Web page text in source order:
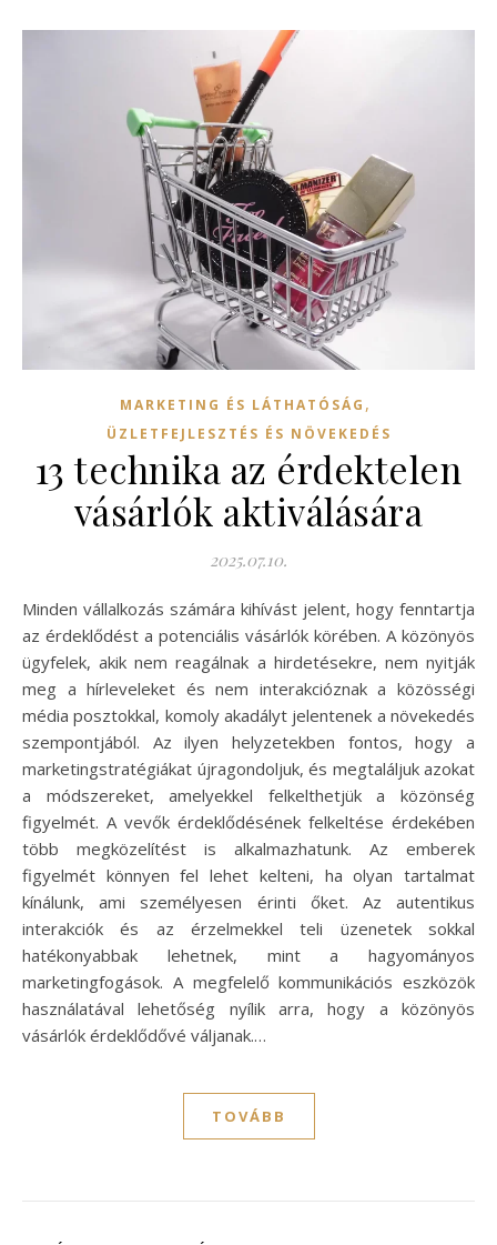
MARKETING ÉS LÁTHATÓSÁG ,
ÜZLETFEJLESZTÉS ÉS NÖVEKEDÉS
13 technika az érdektelen
vásárlók aktiválására
2025.07.10.
Minden vállalkozás számára kihívást jelent, hogy fenntartja
az érdeklődést a potenciális vásárlók körében. A közönyös
ügyfelek, akik nem reagálnak a hirdetésekre, nem nyitják
meg a hírleveleket és nem interakcióznak a közösségi
média posztokkal, komoly akadályt jelentenek a növekedés
szempontjából. Az ilyen helyzetekben fontos, hogy a
marketingstratégiákat újragondoljuk, és megtaláljuk azokat
a módszereket, amelyekkel felkelthetjük a közönség
figyelmét. A vevők érdeklődésének felkeltése érdekében
több megközelítést is alkalmazhatunk. Az emberek
figyelmét könnyen fel lehet kelteni, ha olyan tartalmat
kínálunk, ami személyesen érinti őket. Az autentikus
interakciók és az érzelmekkel teli üzenetek sokkal
hatékonyabbak lehetnek, mint a hagyományos
marketingfogások. A megfelelő kommunikációs eszközök
használatával lehetőség nyílik arra, hogy a közönyös
vásárlók érdeklődővé váljanak.…
TOVÁBB